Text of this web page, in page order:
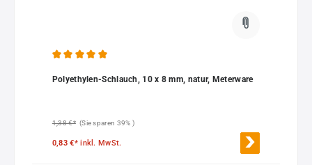
Polyethylen-Schlauch, 10 x 8 mm, natur, Meterware
1,38 €* (Sie sparen 39% )
0,83 €*inkl. MwSt.